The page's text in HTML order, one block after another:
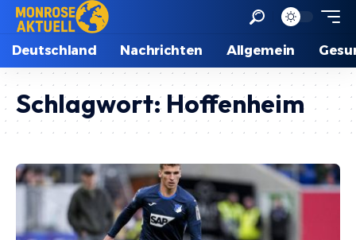
Deutschland Nachrichten Allgemein
Schlagwort: Hoffenheim